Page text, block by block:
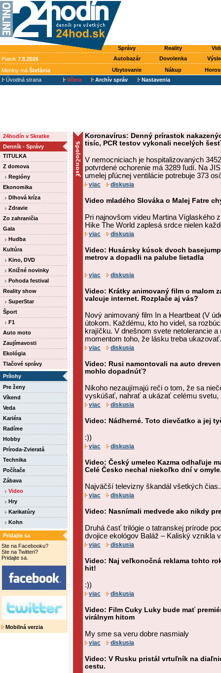
Správy Reality
Piatok 7.8.2026 Autobazár Dovolenka
Meniny má Štefánia Ubytovanie Nákup
Úvodná strana
Včera Archív správ Nastavenia
24hodín v Skratke
Denník - Správy
TITULKA
Z domova
Regióny
Ekonomika
Dlhová kríza
Zdravie
Zo zahraničia
Gala
Hudba
Kultúra
Kino, DVD
Knižné novinky
Pohoda festival
Reality show
SuperStar
Šport
F1
Auto moto
Zaujímavosti
Ekológia
Tlačové správy
Prílohy
Pre ženy
Víkend
Veda
Kariéra
Radíme
Hobby
Príroda-Zvieratá
Technika
Počítače
Zábava
Video
Hry
Karikatúry
Kohn
Pridajte sa
Ste na Facebooku?
Ste na Twitteri?
Pridajte sa.
Mobilná verzia
Koronavírus: Denný prírastok
tisíc, PCR testov vykonali necelých
V nemocniciach je hospitalizovaných
potvrdené ochorenie má 3289 ľudí. Na
umelej pľúcnej ventilácie potrebuje 373
viac diskusia
Video mladého Slováka o Malej Fatre
Pri najnovšom videu Martina Víglaského
Hike The World zaplesá srdce nielen
viac diskusia
Video: Husársky kúsok dvoch
metrov a dopadli na palube lietadla
viac diskusia
Video: Krátky animovaný film o malom
valcuje internet. Rozplače aj vás?
Nový animovaný film In a Heartbeat (V
útokom. Každému, kto ho videl, sa
krajíčku. V dnešnom svete netolerancie
momentom toho, že lásku treba ukazovať.
viac diskusia
Video: Rusi namontovali na auto
mohlo dopadnúť?
Nikoho nezaujímajú reči o tom, že sa
vyskúšať, nahrať a ukázať celému svetu,
viac diskusia
Video: Nádherné. Toto dievčatko a jej
:))
viac diskusia
Video: Český umelec Kazma odhaľuje
Celé Česko nechal niekoľko dní v
Najväčší televizny škandál všetkých
viac diskusia
Video: Nasnímali medvede ako nikdy
Druhá časť trilógie o tatranskej prírode
dvojice ekológov Baláž – Kaliský vznikla
viac diskusia
Video: Naj veľkonočná reklama tohto
hit!
:))
viac diskusia
Video: Film Cuky Luky bude mať
virálnym hitom
My sme sa veru dobre nasmialy
viac diskusia
Video: V Rusku pristál vrtuľník na
cestu.